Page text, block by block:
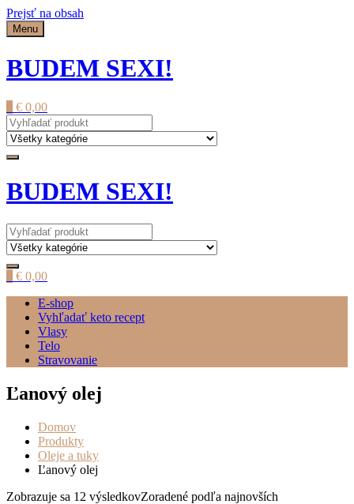
Prejsť na obsah
Menu
BUDEM SEXI!
€ 0,00
BUDEM SEXI!
€ 0,00
E-shop
Vyhľadať keto recept
Vlasy
Telo
Stravovanie
Ľanový olej
Domov
Produkty
Oleje a tuky
Ľanový olej
Zobrazuje sa 12 výsledkovZoradené podľa najnovších